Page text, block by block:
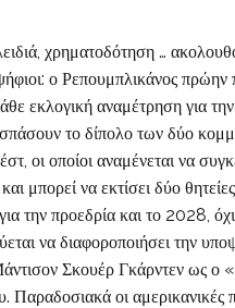
…
ο Ρεπουμπλικάνος
εκλογική αναμέτρηση για
το δίπολο των δύο
οι οποίοι αναμένεται να
να εκτίσει δύο
την προεδρία και το 2028,
διαφοροποιήσει την
Σκουέρ Γκάρντεν ως ο
οι αμερικανικές